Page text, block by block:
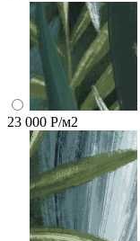
23 000 Р/м2